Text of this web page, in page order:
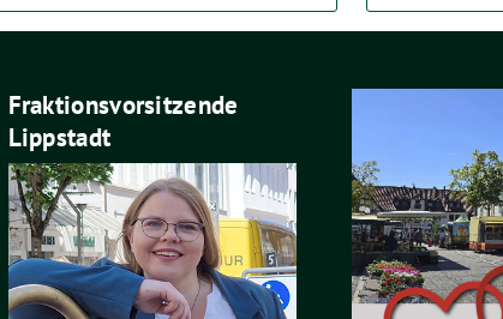
Fraktionsvorsitzende
Lippstadt